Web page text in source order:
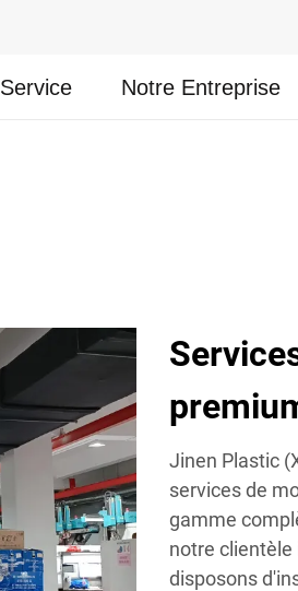
Service Notre Entreprise
Jinen Plastic
services de
gamme
notre clientèle
disposons